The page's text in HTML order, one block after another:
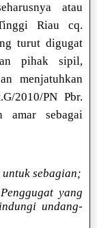
atau
Riau cq.
turut digugat
pihak sipil,
menjatuhkan
2010/PN Pbr.
amar sebagai
sebagian;
yang
undang-